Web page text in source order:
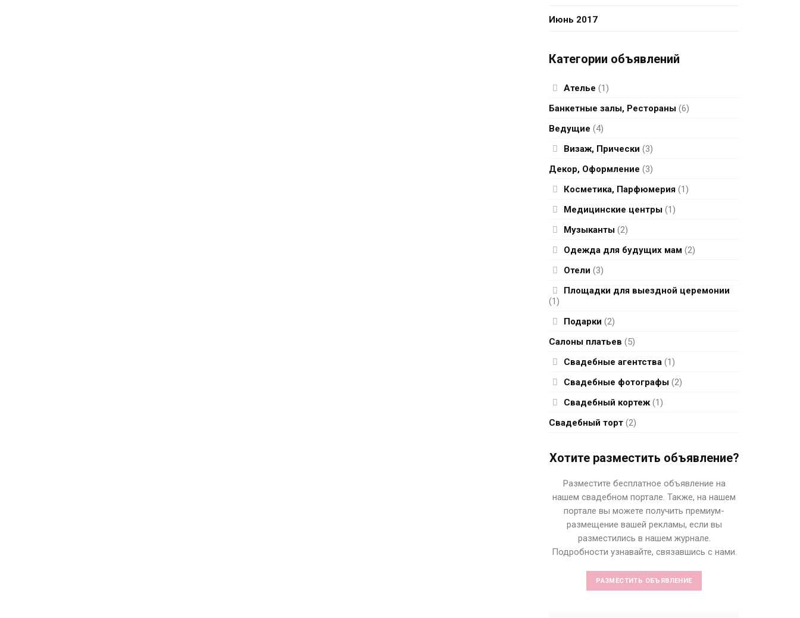
Июнь 2017
Категории объявлений
Ателье (1)
Банкетные залы, Рестораны (6)
Ведущие (4)
Визаж, Прически (3)
Декор, Оформление (3)
Косметика, Парфюмерия (1)
Медицинские центры (1)
Музыканты (2)
Одежда для будущих мам (2)
Отели (3)
Площадки для выездной церемонии
(1)
Подарки (2)
Салоны платьев (5)
Свадебные агентства (1)
Свадебные фотографы (2)
Свадебный кортеж (1)
Свадебный торт (2)
Хотите разместить объявление?
Разместите бесплатное объявление на
нашем свадебном портале. Также, на нашем
портале вы можете получить премиум-
размещение вашей рекламы, если вы
разместились в нашем журнале.
Подробности узнавайте, связавшись с нами.
РАЗМЕСТИТЬ ОБЪЯВЛЕНИЕ